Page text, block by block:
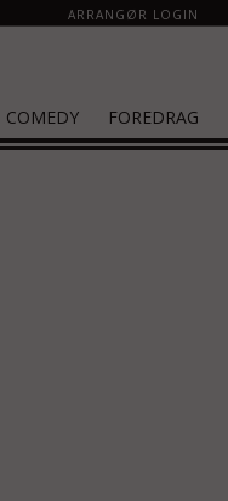
ARRANGØR LOGIN
COMEDY FOREDRAG